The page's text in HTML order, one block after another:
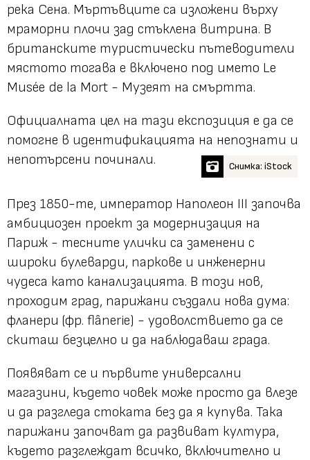
река Сена. Мъртъвците са изложени върху
мраморни плочи зад стъклена витрина. В
британските туристически пътеводители
мястото тогава е включено под името Le
Musée de la Mort - Музеят на смъртта.
Официалната цел на тази експозиция е да се
помогне в идентификацията на непознати и
непотърсени починали.
Снимка: iStock
През 1850-те, император Наполеон III започва
амбициозен проект за модернизация на
Париж - тесните улички са заменени с
широки булеварди, паркове и инженерни
чудеса като канализацията. В този нов,
проходим град, парижани създали нова дума:
фланери (фр. flânerie) - удоволствието да се
скиташ безцелно и да наблюдаваш града.
Появяват се и първите универсални
магазини, където човек може просто да влезе
и да разгледа стоката без да я купува. Така
парижани започват да развиват култура,
където разглеждат всичко, включително и